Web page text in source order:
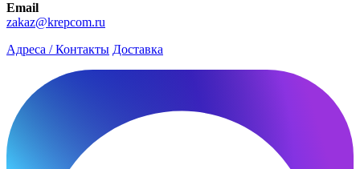
Email
zakaz@krepcom.ru
Адреса / Контакты Доставка